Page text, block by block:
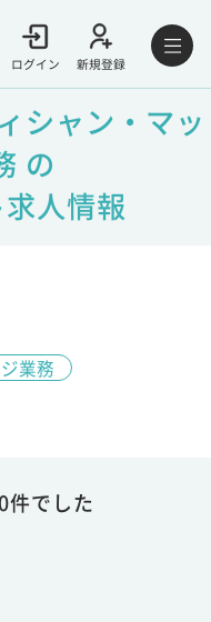
ログイン 新規登録
シャン・マッ
の
人情報
業務
件でした